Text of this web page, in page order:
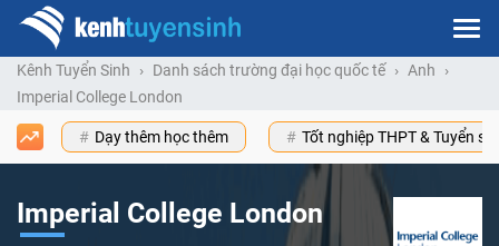
Kênh Tuyển Sinh Danh sách trường đại học quốc tế
Anh
Imperial College London
Dạy thêm học thêm Tốt nghiệp THPT & Tuyển
Imperial College London